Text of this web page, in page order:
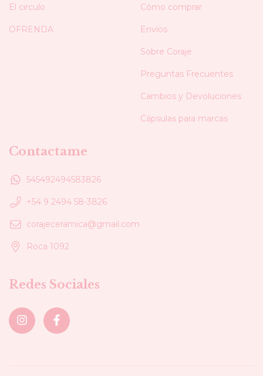
El circulo
OFRENDA
Cómo comprar
Envíos
Sobre Coraje
Preguntas Frecuentes
Cambios y Devoluciones
Cápsulas para marcas
Contactame
545492494583826
+54 9 2494 58-3826
corajeceramica@gmail.com
Roca 1092
Redes Sociales